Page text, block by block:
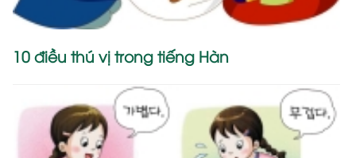
10 điều thú vị trong tiếng Hàn